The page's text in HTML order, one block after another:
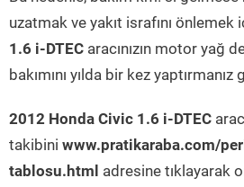
uzatmak ve yakıt israfını önlemek
1.6 i-DTEC aracınızın motor yağ
bakımını yılda bir kez yaptırmanız
2012 Honda Civic 1.6 i-DTEC
takibini www.pratikaraba.com/
tablosu.html adresine tıklayarak